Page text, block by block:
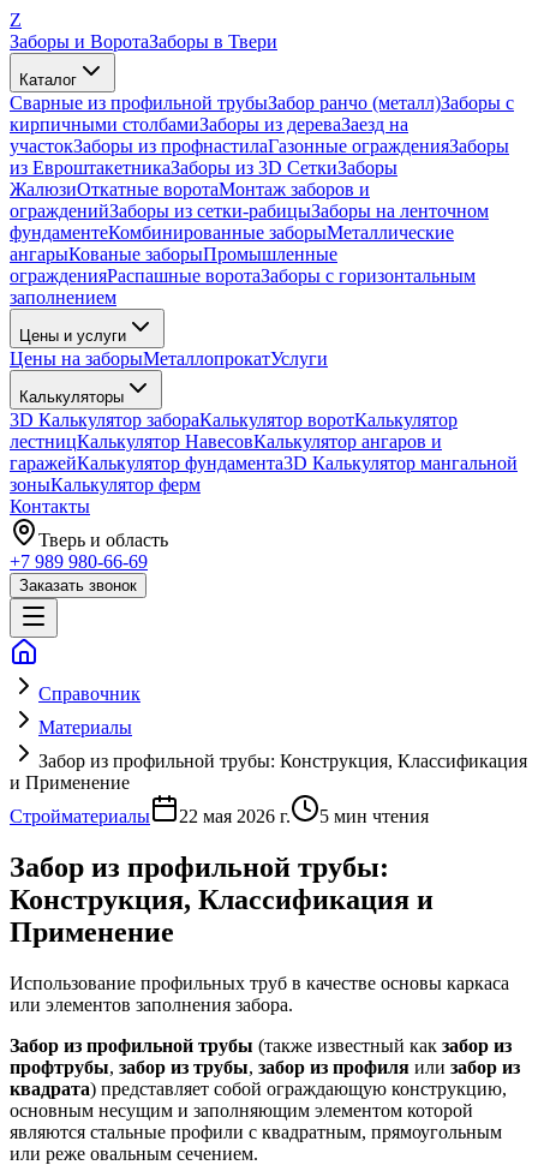
Z
Заборы и ВоротаЗаборы в Твери
Каталог
Сварные из профильной трубыЗабор ранчо (металл)Заборы с
кирпичными столбамиЗаборы из дереваЗаезд на
участокЗаборы из профнастилаГазонные огражденияЗаборы
из ЕвроштакетникаЗаборы из 3D СеткиЗаборы
ЖалюзиОткатные воротаМонтаж заборов и
огражденийЗаборы из сетки-рабицыЗаборы на ленточном
фундаментеКомбинированные заборыМеталлические
ангарыКованые заборыПромышленные
огражденияРаспашные воротаЗаборы с горизонтальным
заполнением
Цены и услуги
Цены на заборыМеталлопрокатУслуги
Калькуляторы
3D Калькулятор забораКалькулятор воротКалькулятор
лестницКалькулятор НавесовКалькулятор ангаров и
гаражейКалькулятор фундамента3D Калькулятор мангальной
зоныКалькулятор ферм
Контакты
Тверь и область
+7 989 980-66-69
Заказать звонок
Справочник
Материалы
Забор из профильной трубы: Конструкция, Классификация
и Применение
Стройматериалы
22 мая 2026 г. 5 мин чтения
Забор из профильной трубы:
Конструкция, Классификация и
Применение
Использование профильных труб в качестве основы каркаса
или элементов заполнения забора.
Забор из профильной трубы (также известный как забор из
профтрубы, забор из трубы, забор из профиля или забор из
квадрата) представляет собой ограждающую конструкцию,
основным несущим и заполняющим элементом которой
являются стальные профили с квадратным, прямоугольным
или реже овальным сечением.